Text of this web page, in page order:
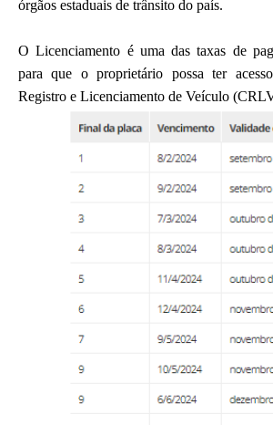
órgãos estaduais de trânsito do país.
O Licenciamento é uma das taxas de
para que o proprietário possa ter
Registro e Licenciamento de Veículo